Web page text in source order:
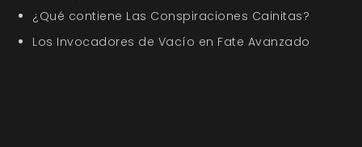
¿Qué contiene Las Conspiraciones Cainitas?
Los Invocadores de Vacío en Fate Avanzado